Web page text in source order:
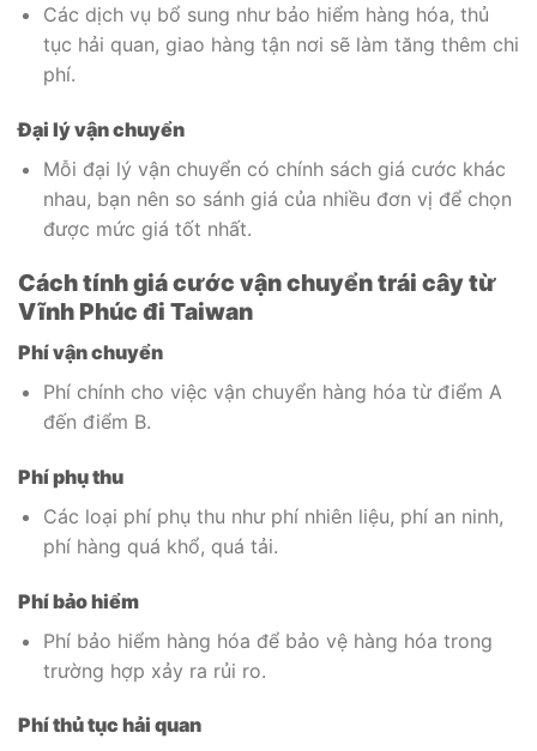
Các dịch vụ bổ sung như bảo hiểm hàng hóa, thủ
tục hải quan, giao hàng tận nơi sẽ làm tăng thêm chi
phí.
Đại lý vận chuyển
Mỗi đại lý vận chuyển có chính sách giá cước khác
nhau, bạn nên so sánh giá của nhiều đơn vị để chọn
được mức giá tốt nhất.
Cách tính giá cước vận chuyển trái cây từ
Vĩnh Phúc đi Taiwan
Phí vận chuyển
Phí chính cho việc vận chuyển hàng hóa từ điểm A
đến điểm B.
Phí phụ thu
Các loại phí phụ thu như phí nhiên liệu, phí an ninh,
phí hàng quá khổ, quá tải.
Phí bảo hiểm
Phí bảo hiểm hàng hóa để bảo vệ hàng hóa trong
trường hợp xảy ra rủi ro.
Phí thủ tục hải quan